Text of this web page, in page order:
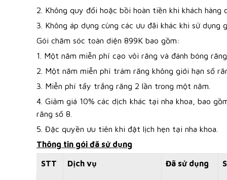
2. Không quy đổi hoặc bồi hoàn tiền khi khách
3. Không áp dụng cùng các ưu đãi khác khi sử dụng
Gói chăm sóc toàn diện 899K bao gồm:
1. Một năm miễn phí cạo vôi răng và đánh bóng
2. Một năm miễn phí trám răng không giới hạn số
3. Miễn phí tẩy trắng răng 2 lần trong một năm.
4. Giảm giá 10% các dịch khác tại nha khoa, bao
răng số 8.
5. Đặc quyền ưu tiên khi đặt lịch hẹn tại nha khoa.
Thông tin gói đã sử dụng
STT Dịch vụ Đã sử dụng